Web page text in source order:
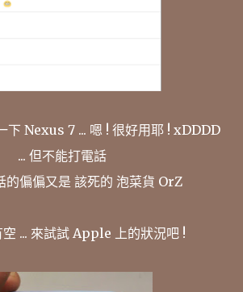
下 Nexus 7 ... 嗯 ! 很好用耶 ! xDDDD
... 但不能打電話
的偏偏又是 該死的 泡菜貨 OrZ
... 來試試 Apple 上的狀況吧 !